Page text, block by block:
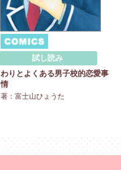
試し読み
わりとよくある男子校的恋愛事
情
著：富士山ひょうた